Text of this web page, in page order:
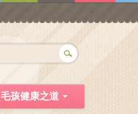
毛孩健康之道